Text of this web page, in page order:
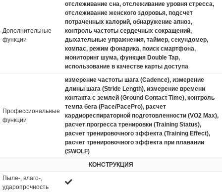
Дополнительные
функции
отслеживание сна, отслеживание уровня стресса,
отслеживание женского здоровья, подсчет
потраченных калорий, обнаружение апноэ,
контроль частоты сердечных сокращений,
дыхательные упражнения, таймер, секундомер,
компас, режим фонарика, поиск смартфона,
мониторинг шума, функция Double Tap,
использование в качестве карты доступа
Профессиональные
функции
измерение частоты шага (Cadence), измерение
длины шага (Stride Length), измерение времени
контакта с землей (Ground Contact Time), контроль
темпа бега (Pace/PacePro), расчет
кардиореспираторной подготовленности (VO2 Max),
расчет прогресса тренировки (Training Status),
расчет тренировочного эффекта (Training Effect),
расчет тренировочного эффекта при плавании
(SWOLF)
КОНСТРУКЦИЯ
Пыле-, влаго-,
ударопрочность